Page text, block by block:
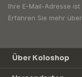
Ihre E-Mail-Adresse
Erfahren Sie mehr über
Über Koloshop